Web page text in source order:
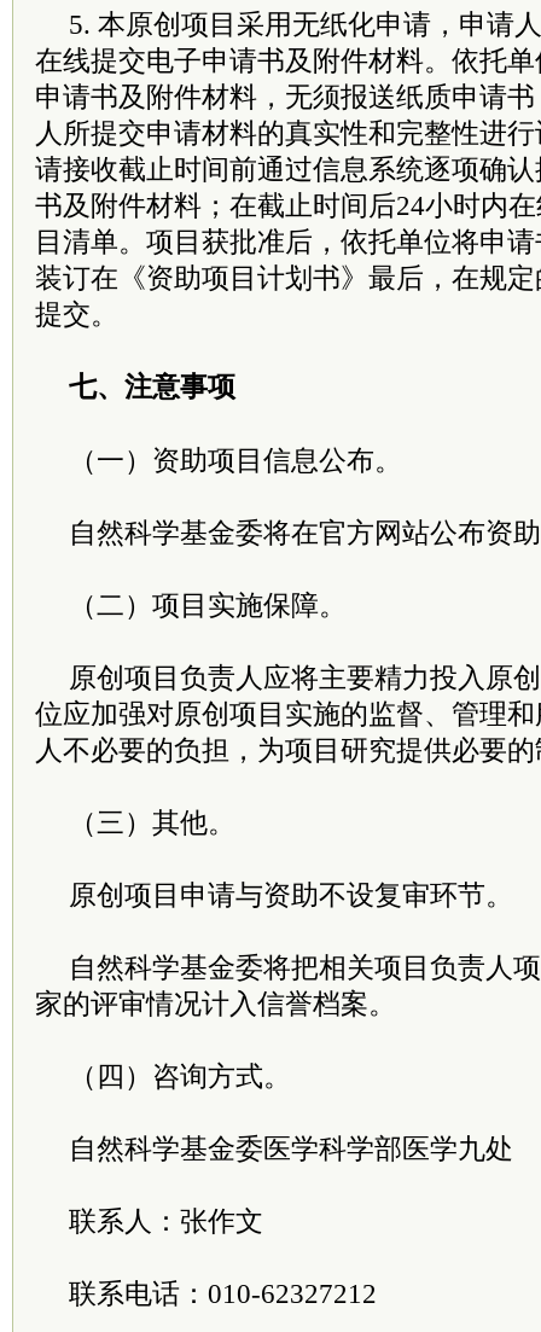
5. 本原创项目采用无纸化申请，申请
在线提交电子申请书及附件材料。依托
申请书及附件材料，无须报送纸质申请
人所提交申请材料的真实性和完整性进
请接收截止时间前通过信息系统逐项确
书及附件材料；在截止时间后24小时内
目清单。项目获批准后，依托单位将申
装订在《资助项目计划书》最后，在规
提交。
七、注意事项
（一）资助项目信息公布。
自然科学基金委将在官方网站公布资
（二）项目实施保障。
原创项目负责人应将主要精力投入原
位应加强对原创项目实施的监督、管理
人不必要的负担，为项目研究提供必要
（三）其他。
原创项目申请与资助不设复审环节。
自然科学基金委将把相关项目负责人
家的评审情况计入信誉档案。
（四）咨询方式。
自然科学基金委医学科学部医学九处
联系人：张作文
联系电话：010-62327212